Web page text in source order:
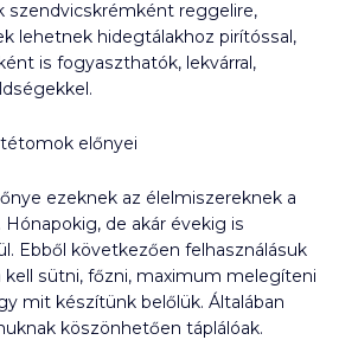
szendvicskrémként reggelire,
lehetnek hidegtálakhoz pirítóssal,
is fogyaszthatók, lekvárral,
előnyei
ezeknek az élelmiszereknek a
de akár évekig is
Ebből következően felhasználásuk
sütni, főzni, maximum melegíteni
mit készítünk belőlük. Általában
köszönhetően táplálóak.